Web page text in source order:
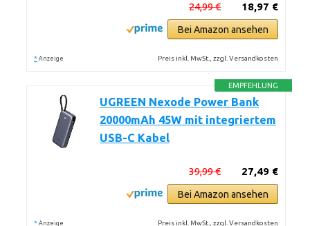
18,97 €
24,99 €
Bei Amazon ansehen
* Anzeige Preis inkl. MwSt., zzgl. Versandkosten
EMPFEHLUNG
UGREEN Nexode Power Bank
20000mAh 45W mit integriertem
USB-C Kabel
27,49 €
39,99 €
Bei Amazon ansehen
* Anzeige Preis inkl. MwSt., zzgl. Versandkosten